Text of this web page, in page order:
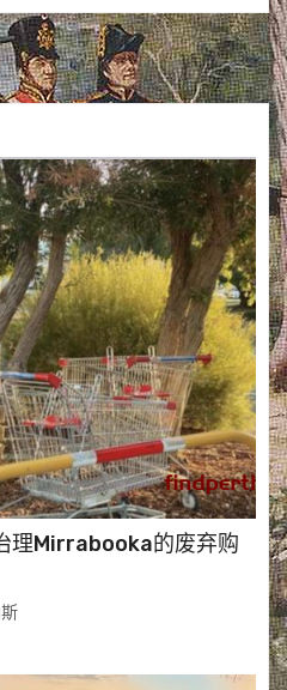
理Mirrabooka的废弃购